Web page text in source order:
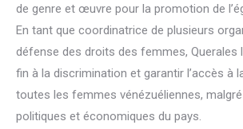
de genre et œuvre pour la promotion de
En tant que coordinatrice de plusieurs
défense des droits des femmes, Querales
fin à la discrimination et garantir l’accès à
toutes les femmes vénézuéliennes,
politiques et économiques du pays.